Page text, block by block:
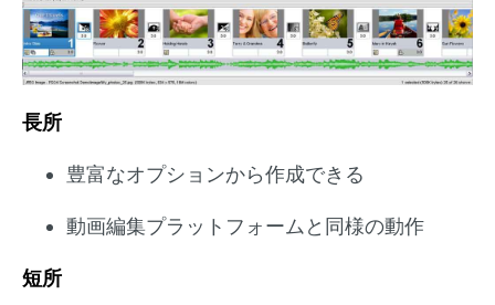
長所
豊富なオプションから作成できる
動画編集プラットフォームと同様の動作
短所